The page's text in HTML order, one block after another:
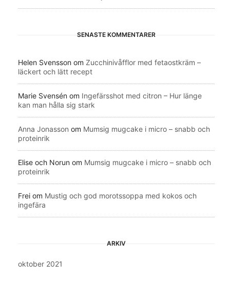
SENASTE KOMMENTARER
Helen Svensson om Zucchinivåfflor med fetaostkräm –
läckert och lätt recept
Marie Svensén om Ingefärsshot med citron – Hur länge
kan man hålla sig stark
Anna Jonasson om Mumsig mugcake i micro – snabb och
proteinrik
Elise och Norun om Mumsig mugcake i micro – snabb och
proteinrik
Frei om Mustig och god morotssoppa med kokos och
ingefära
ARKIV
oktober 2021